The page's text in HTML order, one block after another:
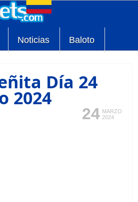
Noticias Baloto
Día 24
2024
24 MARZO
2024